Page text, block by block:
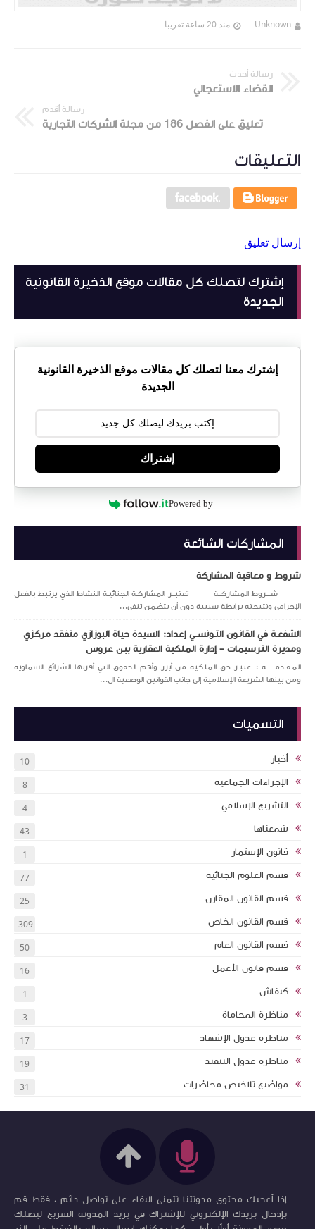
Unknown منذ 20 ساعة تقريبا
رسالة أحدث
القضاء الاستعجالي
رسالة أقدم
تعليق على الفصل 186 من مجلة الشركات التجارية
التعليقات
إرسال تعليق
إشترك لتصلك كل مقالات موقع الذخيرة القانونية
الجديدة
إشترك معنا لتصلك كل مقالات موقع الذخيرة القانونية
الجديدة
إشتراك
Powered by
المشاركات الشائعة
شروط و معاقبة المشاركة
شـــروط المشاركــة تعتبــر المشاركـة الجنائيـة النشاط الذي يرتبط بالفعل
الإجرامي ونتيجته برابطة سببية دون أن يتضمن تنفي...
الشفعـة في القانـون التـونســي إعداد: السيدة حياة البوزازي متفقد مركزي
ومديرة الترسيمات – إدارة الملكية العقارية ببن عروس
المـقـدمــــــة : عتبـر حق الملكية من أبرز وأهم الحقوق التي أقرتها الشرائع السماوية
ومن بينها الشريعة الإسلامية إلى جانب القوانين الوضعية ال...
التسميات
أخبار 10
الإجراءات الجماعية 8
التشريع الإسلامي 4
شمعناها 43
قانون الإسثمار 1
قسم العلوم الجنائية 77
قسم القانون المقارن 25
قسم القانون الخاص 309
قسم القانون العام 50
قسم قانون الأعمل 16
كيفاش 1
مناظرة المحاماة 3
مناظرة عدول الإشهاد 17
مناظرة عدول التنفيذ 19
مواضيع تلاخيص محاضرات 31
إذا أعجبك محتوى مدونتنا نتمنى البقاء على تواصل دائم ، فقط قم
بإدخال بريدك الإلكتروني للإشتراك في بريد المدونة السريع ليصلك